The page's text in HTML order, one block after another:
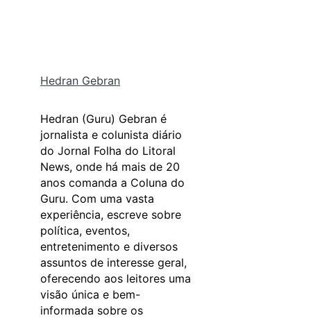
Hedran Gebran
Hedran (Guru) Gebran é
jornalista e colunista diário
do Jornal Folha do Litoral
News, onde há mais de 20
anos comanda a Coluna do
Guru. Com uma vasta
experiência, escreve sobre
política, eventos,
entretenimento e diversos
assuntos de interesse geral,
oferecendo aos leitores uma
visão única e bem-
informada sobre os